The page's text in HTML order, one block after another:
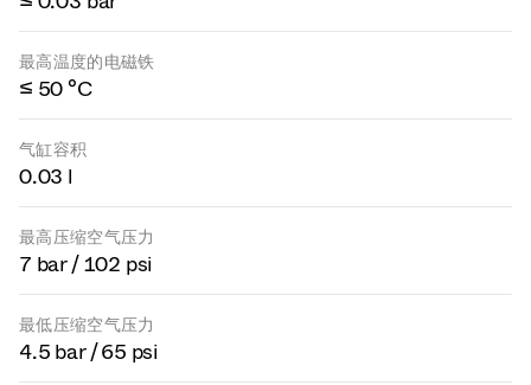
最高温度的电磁铁
≤ 50 °C
气缸容积
0.03 l
最高压缩空气压力
7 bar / 102 psi
最低压缩空气压力
4.5 bar / 65 psi